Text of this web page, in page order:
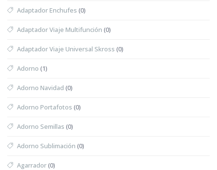
Adaptador Enchufes (0)
Adaptador Viaje Multifunción (0)
Adaptador Viaje Universal Skross (0)
Adorno (1)
Adorno Navidad (0)
Adorno Portafotos (0)
Adorno Semillas (0)
Adorno Sublimación (0)
Agarrador(0)